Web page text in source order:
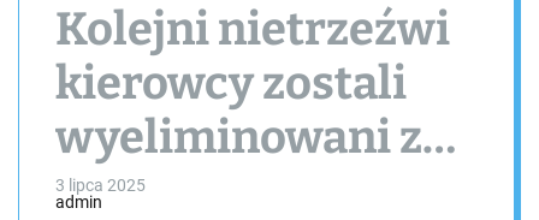
Kolejni nietrzeźwi
kierowcy zostali
wyeliminowani z
ruchu
3 lipca 2025
admin